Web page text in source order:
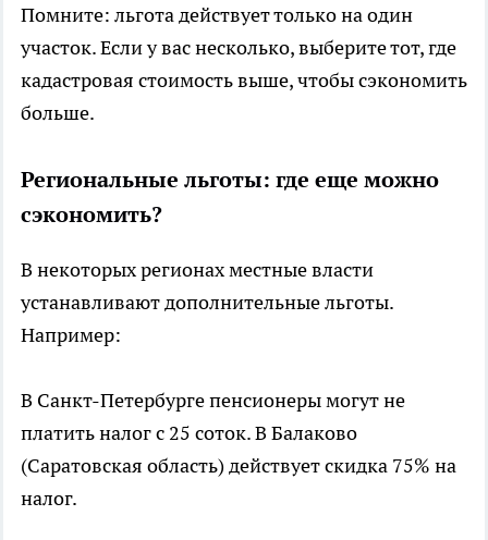
Помните: льгота действует только на один
участок. Если у вас несколько, выберите тот, где
кадастровая стоимость выше, чтобы сэкономить
больше.
Региональные льготы: где еще можно
сэкономить?
В некоторых регионах местные власти
устанавливают дополнительные льготы.
Например:
В Санкт-Петербурге пенсионеры могут не
платить налог с 25 соток. В Балаково
(Саратовская область) действует скидка 75% на
налог.